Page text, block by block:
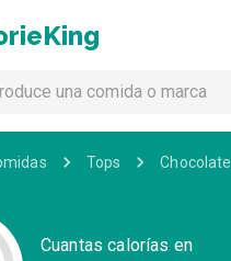
Tops Chocolate
Cuantas calorías en